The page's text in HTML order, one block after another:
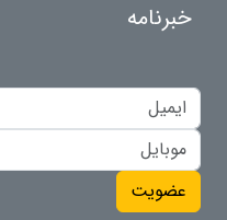
خبرنامه
عضویت